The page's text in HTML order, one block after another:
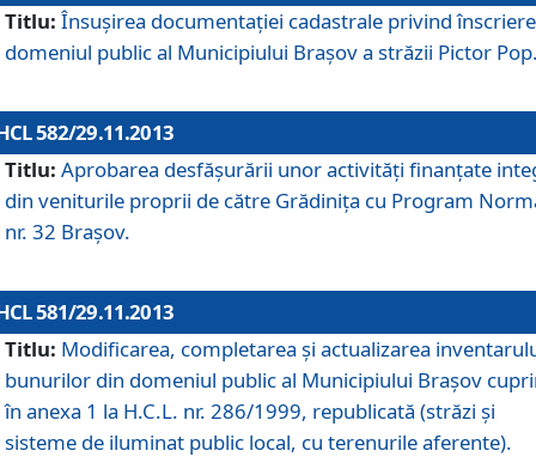
Titlu: Însuşirea documentaţiei cadastrale privind
domeniul public al Municipiului Braşov a străzii Pictor
582/29.11.2013
Titlu: Aprobarea desfăşurării unor activităţi finanţate
din veniturile proprii de către Grădiniţa cu Program
nr. 32 Braşov.
581/29.11.2013
Titlu: Modificarea, completarea şi actualizarea
bunurilor din domeniul public al Municipiului Braşov
în anexa 1 la H.C.L. nr. 286/1999, republicată (străzi şi
sisteme de iluminat public local, cu terenurile aferente).